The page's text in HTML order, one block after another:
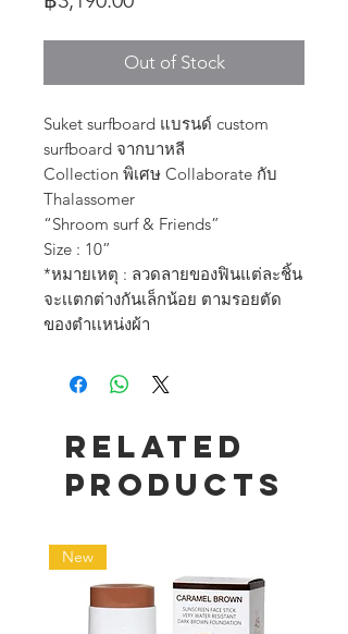
Out of Stock
Suket surfboard แบรนด์ custom
surfboard จากบาหลี
Collection พิเศษ Collaborate กับ
Thalassomer
“Shroom surf & Friends”
Size : 10”
*หมายเหตุ : ลวดลายของฟินแต่ละชิ้น
จะเเตกต่างกันเล็กน้อย ตามรอยตัด
ของตำเเหน่งผ้า
Related
Products
New